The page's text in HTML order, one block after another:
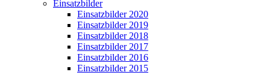
Einsatzbilder
Einsatzbilder 2020
Einsatzbilder 2019
Einsatzbilder 2018
Einsatzbilder 2017
Einsatzbilder 2016
Einsatzbilder 2015